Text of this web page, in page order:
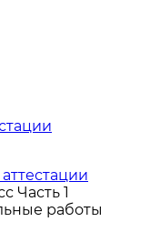
Часть 1
работы